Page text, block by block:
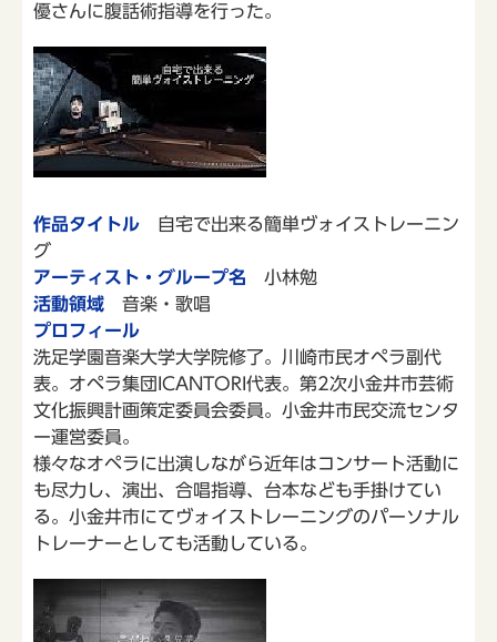
優さんに腹話術指導を行った。
作品タイトル 自宅で出来る簡単ヴォイストレーニン
グ
アーティスト・グループ名 小林勉
活動領域 音楽・歌唱
プロフィール
洗足学園音楽大学大学院修了。川崎市民オペラ副代
表。オペラ集団ICANTORI代表。第2次小金井市芸術
文化振興計画策定委員会委員。小金井市民交流センタ
ー運営委員。
様々なオペラに出演しながら近年はコンサート活動に
も尽力し、演出、合唱指導、台本なども手掛けてい
る。小金井市にてヴォイストレーニングのパーソナル
トレーナーとしても活動している。